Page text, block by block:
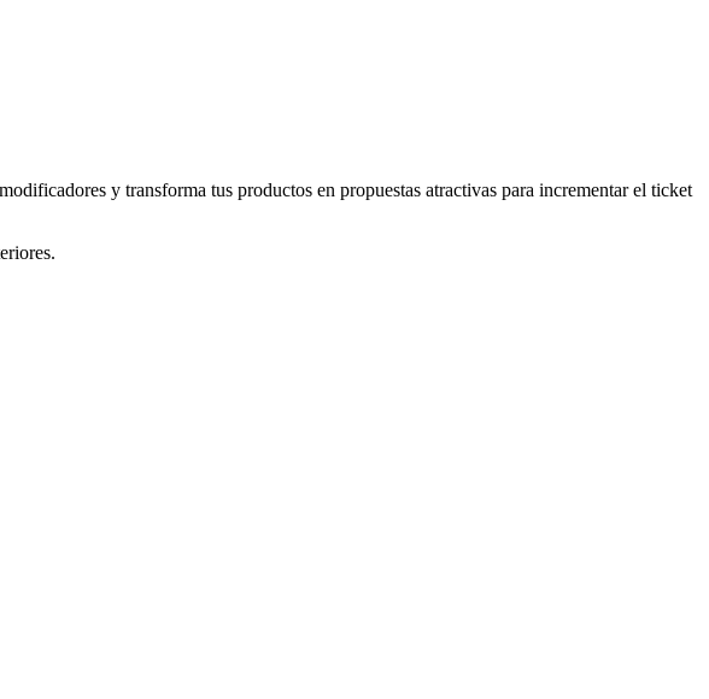
y transforma tus productos en propuestas atractivas para incrementar el ticket